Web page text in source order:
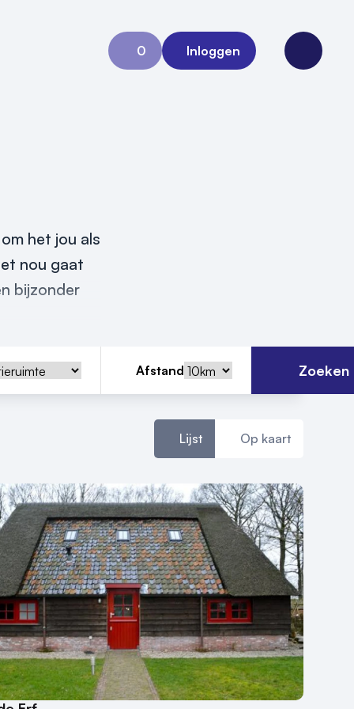
0
Aanvraag 0
Inloggen
Open
het jou als
nou gaat
bijzonder
Afstand Zoeken
Lijst Op kaart